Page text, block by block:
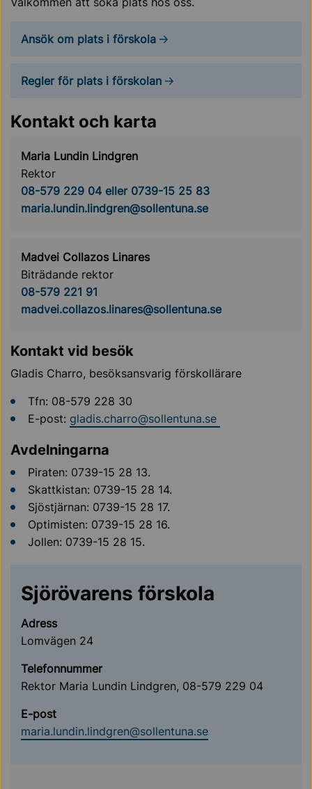
Ansök om plats i förskola
Regler för plats i förskolan
Kontakt och karta
Maria Lundin Lindgren
Rektor
08-579 229 04 eller 0739-15 25 83
maria.lundin.lindgren@sollentuna.se
Madvei Collazos Linares
Biträdande rektor
08-579 221 91
madvei.collazos.linares@sollentuna.se
Kontakt vid besök
Gladis Charro, besöksansvarig förskollärare
Tfn: 08-579 228 30
E-post: gladis.charro@sollentuna.se
Avdelningarna
Piraten: 0739-15 28 13.
Skattkistan: 0739-15 28 14.
Sjöstjärnan: 0739-15 28 17.
Optimisten: 0739-15 28 16.
Jollen: 0739-15 28 15.
Sjörövarens förskola
Adress
Lomvägen 24
Telefonnummer
Rektor Maria Lundin Lindgren, 08-579 229 04
E-post
maria.lundin.lindgren@sollentuna.se